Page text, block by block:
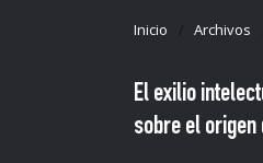
Inicio / Archivos
El exilio
sobre el origen